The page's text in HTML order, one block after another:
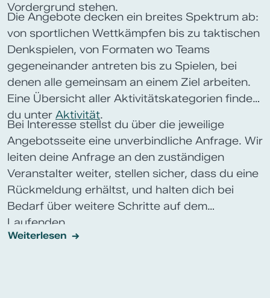
Vordergrund stehen.
Die Angebote decken ein breites Spektrum ab:
von sportlichen Wettkämpfen bis zu taktischen
Denkspielen, von Formaten wo Teams
gegeneinander antreten bis zu Spielen, bei
denen alle gemeinsam an einem Ziel arbeiten.
Eine Übersicht aller Aktivitätskategorien findest
du unter Aktivität.
Bei Interesse stellst du über die jeweilige
Angebotsseite eine unverbindliche Anfrage. Wir
leiten deine Anfrage an den zuständigen
Veranstalter weiter, stellen sicher, dass du eine
Rückmeldung erhältst, und halten dich bei
Bedarf über weitere Schritte auf dem
Laufenden.
Weiterlesen